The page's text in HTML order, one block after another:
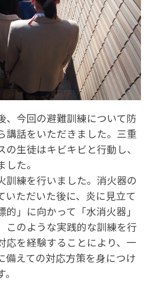
、今回の避難訓練について防
講話をいただきました。三重
の生徒はキビキビと行動し、
た。
訓練を行いました。消火器の
いただいた後に、炎に見立て
的」に向かって「水消火器」
このような実践的な訓練を行
応を経験することにより、一
備えての対応方策を身につけ